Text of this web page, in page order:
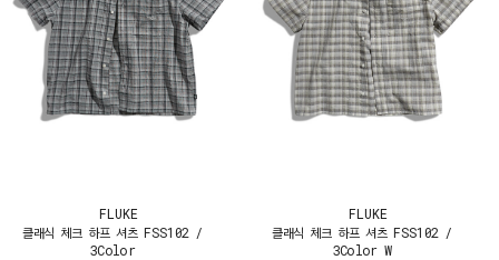
FLUKE
클래식 체크 하프 셔츠 FSS102 /
3Color
FLUKE
클래식 체크 하프 셔츠 FSS102 /
3Color W